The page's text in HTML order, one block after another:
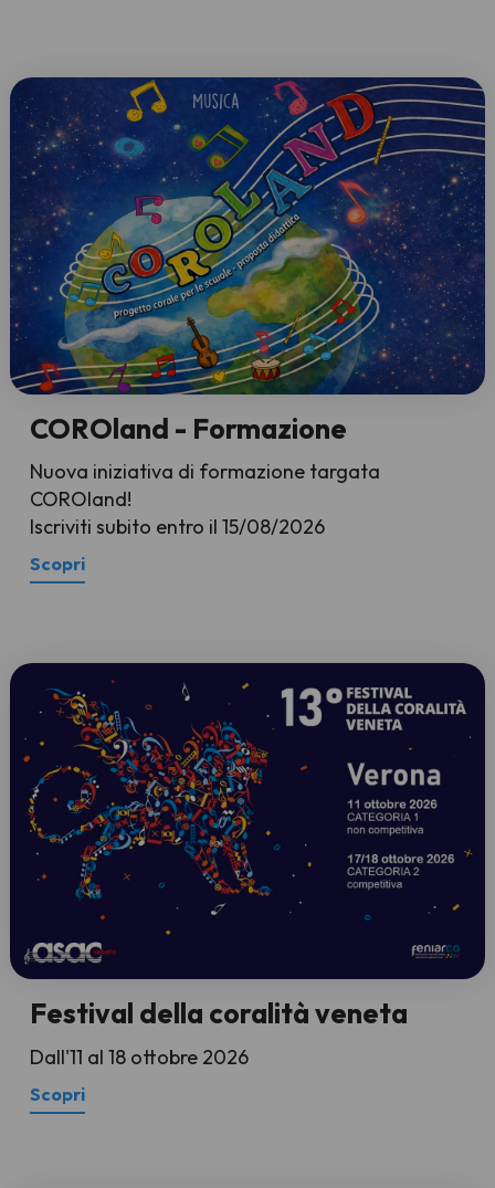
COROland - Formazione
Nuova iniziativa di formazione targata
COROland!
Iscriviti subito entro il 15/08/2026
Scopri
Festival della coralità veneta
Dall'11 al 18 ottobre 2026
Scopri